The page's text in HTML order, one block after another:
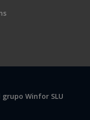
Winfor SLU